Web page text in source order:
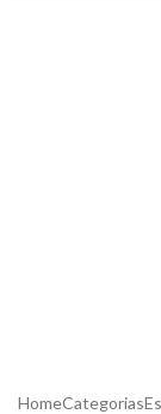
HomeCategorias